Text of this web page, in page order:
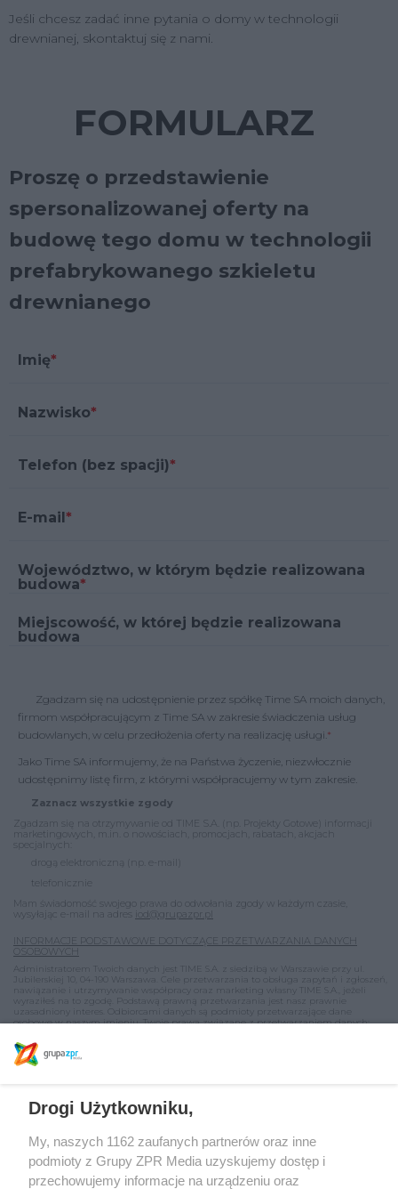
Jeśli chcesz zadać inne pytania o domy w technologii
drewnianej, skontaktuj się z nami.
FORMULARZ
Proszę o przedstawienie
spersonalizowanej oferty na
budowę tego domu w technologii
prefabrykowanego szkieletu
drewnianego
E-mail
Imię
Nazwisko
Telefon (bez spacji)
Miejscowość, w której będzie realizowana
budowa
Województwo, w którym będzie realizowana
budowa
Zgadzam się na udostępnienie przez spółkę Time SA moich danych,
firmom współpracującym z Time SA w zakresie świadczenia usług
budowlanych, w celu przedłożenia oferty na realizację usługi.
Zaznacz wszystkie zgody
Zgadzam się na otrzymywanie od TIME S.A. (np. Projekty Gotowe) informacji
marketingowych, m.in. o nowościach, promocjach, rabatach, akcjach
specjalnych:
drogą elektroniczną (np. e-mail)
telefonicznie
Mam świadomość swojego prawa do odwołania zgody w każdym czasie,
wysyłając e-mail na adres
iod@grupazpr.pl
INFORMACJE PODSTAWOWE DOTYCZĄCE PRZETWARZANIA DANYCH
OSOBOWYCH
Administratorem Twoich danych jest TIME S.A. z siedzibą w Warszawie przy ul.
Jubilerskiej 10, 04-190 Warszawa. Cele przetwarzania to obsługa zapytań i zgłoszeń,
nawiązanie i utrzymywanie współpracy oraz marketing własny TIME S.A., jeżeli
wyraziłeś na to zgodę. Podstawą prawną przetwarzania jest nasz prawnie
uzasadniony interes. Odbiorcami danych są podmioty przetwarzające dane
osobowe w naszym imieniu. Twoje prawa związane z przetwarzaniem danych:
dostępu do danych i inne prawa, o których mowa w szczegółowych informacjach o
przetwarzaniu danych osobowych dostępnych
Drogi Użytkowniku,
My, naszych 1162 zaufanych partnerów oraz inne
podmioty z Grupy ZPR Media uzyskujemy dostęp i
przechowujemy informacje na urządzeniu oraz